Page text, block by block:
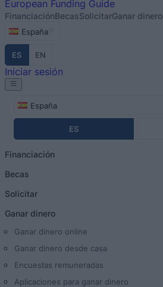
European Funding Guide
FinanciaciónBecasSolicitarGanar dinero
España
ES EN
Iniciar sesión
España
ES
Financiación
Becas
Solicitar
Ganar dinero
Ganar dinero online
Ganar dinero desde casa
Encuestas remuneradas
Aplicaciones para ganar dinero